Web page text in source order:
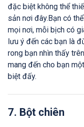
đặc biệt không thể
sản nơi đây.Bạn có
mọi nơi, mỗi bịch có
lưu ý đến các bạn là
rong bạn nhìn thấy
mang đến cho bạn
biệt đấy.
7. Bột chiên